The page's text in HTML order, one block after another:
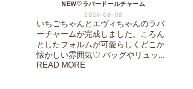
NEW♡ラバードールチャーム
2026-08-08
いちごちゃんとエヴィちゃんのラバ
ーチャームが完成しました。ころん
としたフォルムが可愛らしくどこか
懐かしい雰囲気♡ バッグやリュッ...
READ MORE